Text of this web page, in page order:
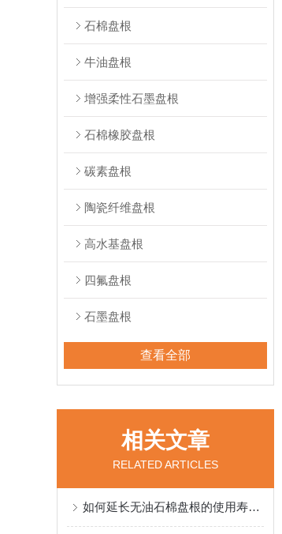
石棉盘根
牛油盘根
增强柔性石墨盘根
石棉橡胶盘根
碳素盘根
陶瓷纤维盘根
高水基盘根
四氟盘根
石墨盘根
查看全部
相关文章
RELATED ARTICLES
如何延长无油石棉盘根的使用寿命与有效性？